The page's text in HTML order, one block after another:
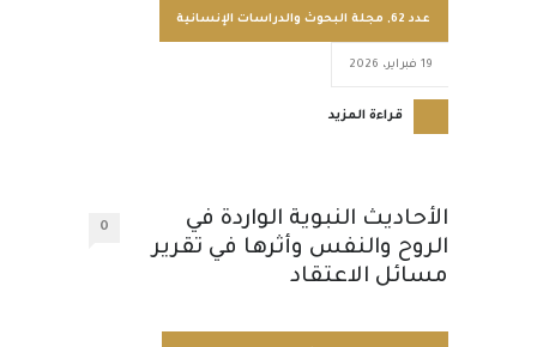
عدد 62 , مجلة البحوث والدراسات الإنسانية
19 فبراير، 2026
قراءة المزيد
الأحاديث النبوية الواردة في
الروح والنفس وأثرها في تقرير
مسائل الاعتقاد
0